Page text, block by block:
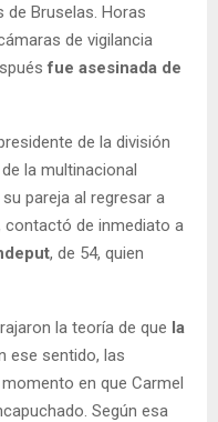
Bruselas. Horas
de vigilancia
fue asesinada de
de la división
la multinacional
pareja al regresar a
contactó de inmediato a
, de 54, quien
la teoría de que la
ese sentido, las
en que Carmel
Según esa